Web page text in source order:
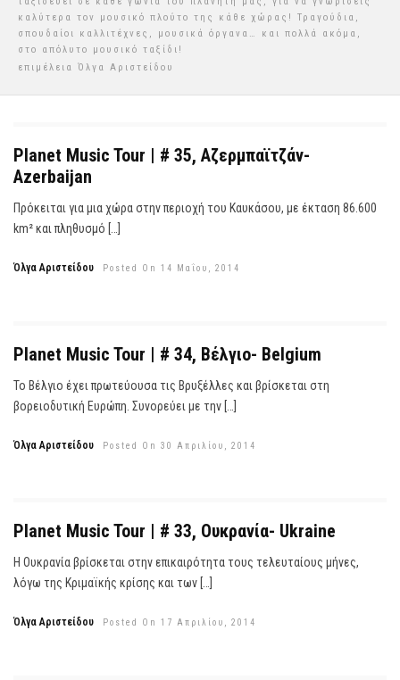
καλύτερα τον μουσικό πλούτο της κάθε χώρας! Τραγούδια,
σπουδαίοι καλλιτέχνες, μουσικά όργανα… και πολλά ακόμα,
στο απόλυτο μουσικό ταξίδι!
επιμέλεια Όλγα Αριστείδου
Planet Music Tour | # 35, Αζερμπαϊτζάν-
Azerbaijan
Πρόκειται για μια χώρα στην περιοχή του Καυκάσου, με έκταση 86.600
km² και πληθυσμό […]
Όλγα Αριστείδου Posted On 14 Μαΐου, 2014
Planet Music Tour | # 34, Βέλγιο- Belgium
Το Βέλγιο έχει πρωτεύουσα τις Βρυξέλλες και βρίσκεται στη
βορειοδυτική Ευρώπη. Συνορεύει με την […]
Όλγα Αριστείδου Posted On 30 Απριλίου, 2014
Planet Music Tour | # 33, Ουκρανία- Ukraine
Η Ουκρανία βρίσκεται στην επικαιρότητα τους τελευταίους μήνες,
λόγω της Κριμαϊκής κρίσης και των […]
Όλγα Αριστείδου Posted On 17 Απριλίου, 2014